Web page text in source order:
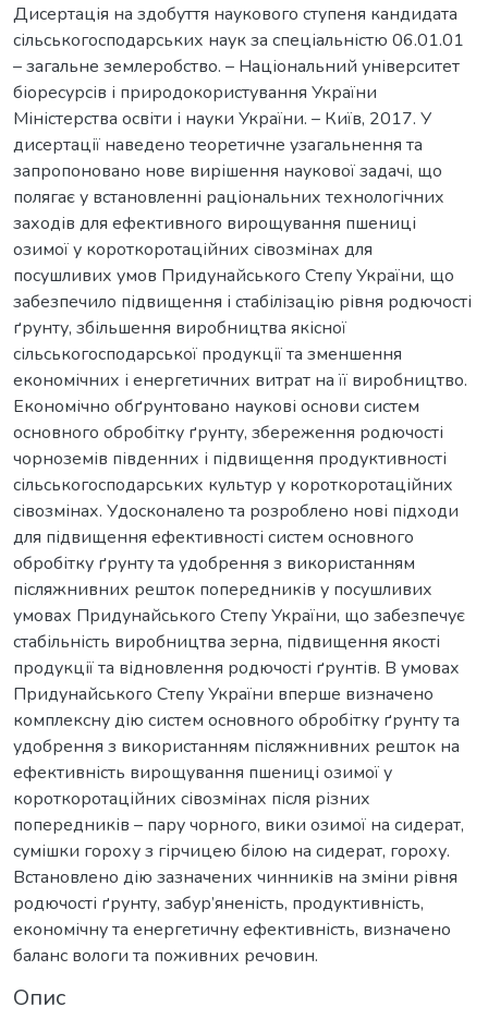
Дисертація на здобуття наукового ступеня кандидата
сільськогосподарських наук за спеціальністю 06.01.01
– загальне землеробство. – Національний університет
біоресурсів і природокористування України
Міністерства освіти і науки України. – Київ, 2017. У
дисертації наведено теоретичне узагальнення та
запропоновано нове вирішення наукової задачі, що
полягає у встановленні раціональних технологічних
заходів для ефективного вирощування пшениці
озимої у короткоротаційних сівозмінах для
посушливих умов Придунайського Степу України, що
забезпечило підвищення і стабілізацію рівня родючості
ґрунту, збільшення виробництва якісної
сільськогосподарської продукції та зменшення
економічних і енергетичних витрат на її виробництво.
Економічно обґрунтовано наукові основи систем
основного обробітку ґрунту, збереження родючості
чорноземів південних і підвищення продуктивності
сільськогосподарських культур у короткоротаційних
сівозмінах. Удосконалено та розроблено нові підходи
для підвищення ефективності систем основного
обробітку ґрунту та удобрення з використанням
післяжнивних решток попередників у посушливих
умовах Придунайського Степу України, що забезпечує
стабільність виробництва зерна, підвищення якості
продукції та відновлення родючості ґрунтів. В умовах
Придунайського Степу України вперше визначено
комплексну дію систем основного обробітку ґрунту та
удобрення з використанням післяжнивних решток на
ефективність вирощування пшениці озимої у
короткоротаційних сівозмінах після різних
попередників – пару чорного, вики озимої на сидерат,
сумішки гороху з гірчицею білою на сидерат, гороху.
Встановлено дію зазначених чинників на зміни рівня
родючості ґрунту, забур’яненість, продуктивність,
економічну та енергетичну ефективність, визначено
баланс вологи та поживних речовин.
Опис